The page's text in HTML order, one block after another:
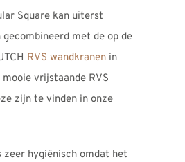
Square kan uiterst
met de op de
RVS wandkranenin
vrijstaande RVS
zijn te vinden in onze
zeer hygiënisch omdat het